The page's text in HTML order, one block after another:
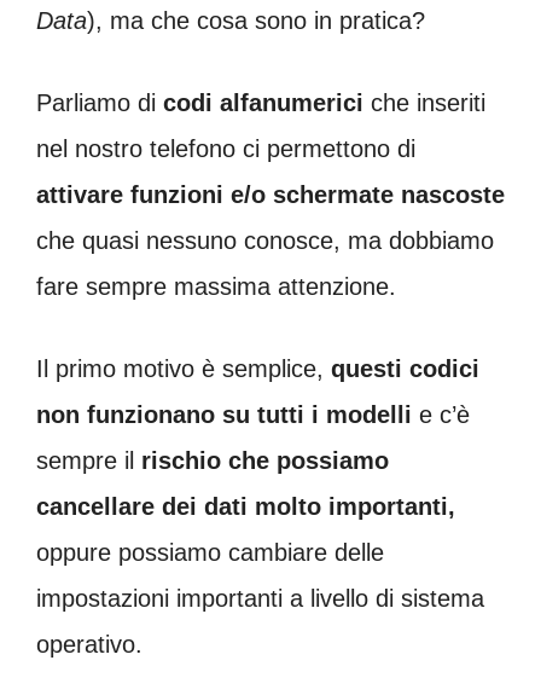
Data), ma che cosa sono in pratica?
Parliamo di codi alfanumerici che inseriti
nel nostro telefono ci permettono di
attivare funzioni e/o schermate nascoste
che quasi nessuno conosce, ma dobbiamo
fare sempre massima attenzione.
Il primo motivo è semplice, questi codici
non funzionano su tutti i modelli e c’è
sempre il rischio che possiamo
cancellare dei dati molto importanti,
oppure possiamo cambiare delle
impostazioni importanti a livello di sistema
operativo.